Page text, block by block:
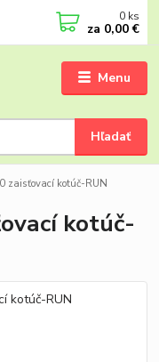
Menu
Hľadať
0 ks
za 0,00 €
zaisťovací kotúč-RUN
kotúč-